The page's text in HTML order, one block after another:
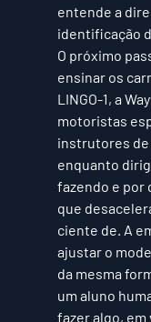
entende a
identificação
O próximo
ensinar os
LINGO-1, a
motoristas
instrutores de
enquanto
fazendo e por
que
ciente de. A
ajustar o
da mesma
um aluno
fazer algo, em